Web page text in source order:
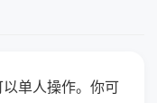
单人操作。你可